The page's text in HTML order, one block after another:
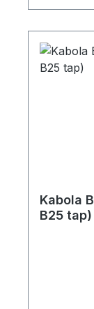
Kabola
B25 tap)